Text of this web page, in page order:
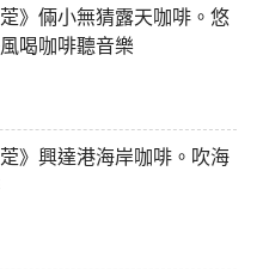
》倆小無猜露天咖啡。悠
喝咖啡聽音樂
》興達港海岸咖啡。吹海